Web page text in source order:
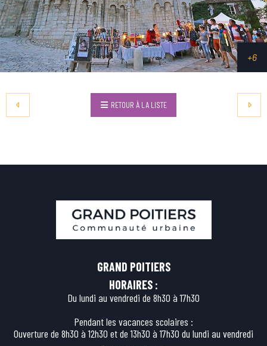
RETOUR À LA LISTE
GRAND POITIERS
HORAIRES :
Du lundi au vendredi de 8h30 à 17h30
Pendant les vacances scolaires :
Ouverture de 8h30 à 12h30 et de 13h30 à 17h30 du lundi au vendredi